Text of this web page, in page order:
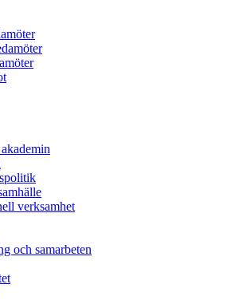
verksamhet
och samarbeten